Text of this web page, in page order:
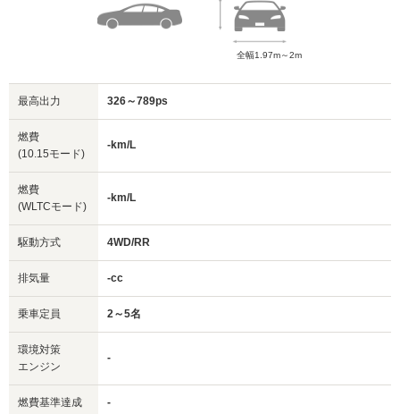
全幅1.97m～2m
最高出力 326～789ps
燃費
(10.15モード)
-km/L
燃費
(WLTCモード)
-km/L
駆動方式 4WD/RR
排気量 -cc
乗車定員 2～5名
環境対策
エンジン
-
燃費基準達成 -